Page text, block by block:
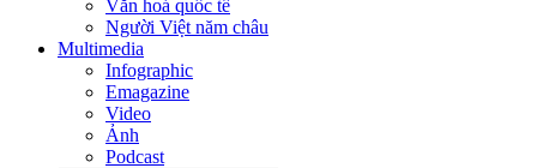
Văn hoá quốc tế
Người Việt năm châu
Multimedia
Infographic
Emagazine
Video
Ảnh
Podcast